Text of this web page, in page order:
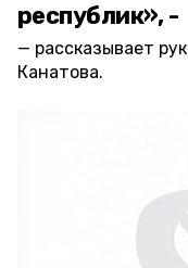
республик», -
рассказывает
Канатова.